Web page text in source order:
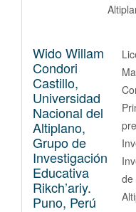
Wido Willam
Condori
Castillo,
Universidad
Nacional del
Altiplano,
Grupo de
Investigación
Educativa
Rikch’ariy.
Puno, Perú